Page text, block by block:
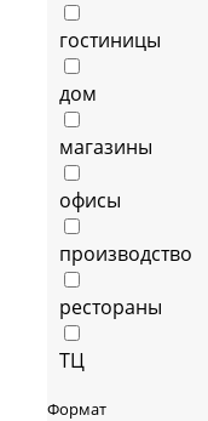
гостиницы
дом
магазины
офисы
производство
рестораны
ТЦ
Формат